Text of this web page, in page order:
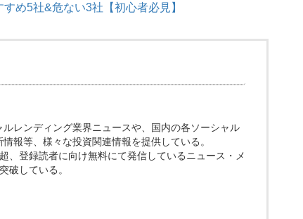
め5社&危ない3社【初心者必見】
レンディング業界ニュースや、国内の各ソーシャル
報等、様々な投資関連情報を提供している。
、登録読者に向け無料にて発信しているニュース・メ
破している。